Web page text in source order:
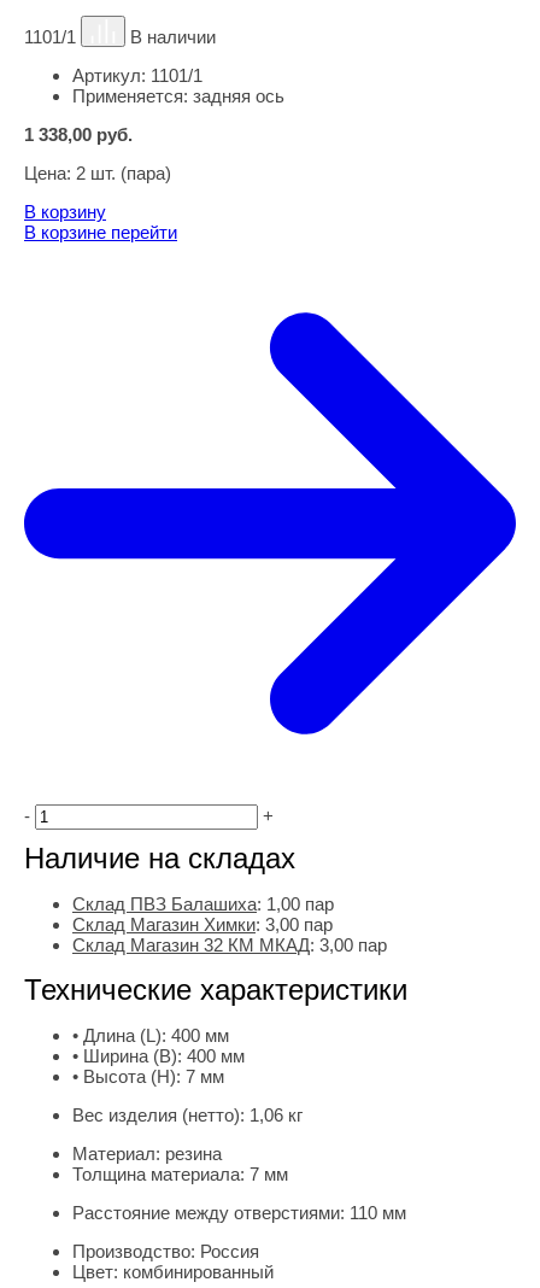
1101/1
В наличии
Артикул: 1101/1
Применяется: задняя ось
1 338,00 руб.
Цена: 2 шт. (пара)
В корзину
В корзине перейти
- +
Наличие на складах
Склад ПВЗ Балашиха: 1,00 пар
Склад Магазин Химки: 3,00 пар
Склад Магазин 32 КМ МКАД: 3,00 пар
Технические характеристики
• Длина (L): 400 мм
• Ширина (B): 400 мм
• Высота (H): 7 мм
Вес изделия (нетто): 1,06 кг
Материал: резина
Толщина материала: 7 мм
Расстояние между отверстиями: 110 мм
Производство: Россия
Цвет: комбинированный